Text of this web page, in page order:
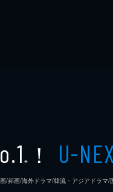
※ ！ U-
画/海外ドラマ/韓流・アジアドラマ/